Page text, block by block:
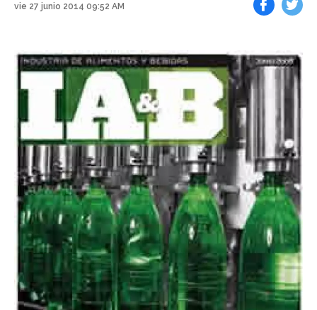
vie 27 junio 2014 09:52 AM